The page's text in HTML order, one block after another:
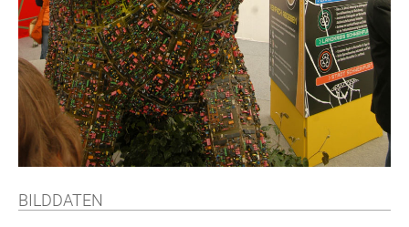
BILDDATEN